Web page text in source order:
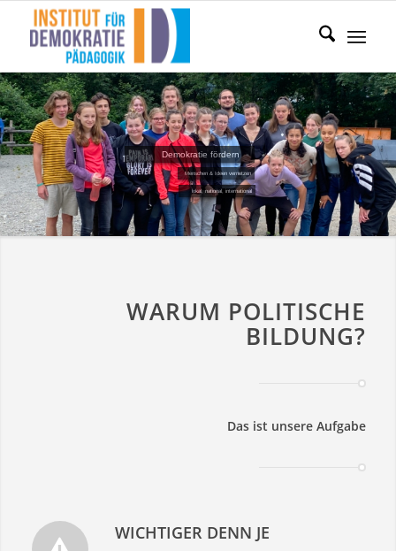
Demokratie fördern
Menschen & Ideen vernetzen
lokal, national, international
WARUM POLITISCHE
BILDUNG?
Das ist unsere Aufgabe
WICHTIGER DENN JE